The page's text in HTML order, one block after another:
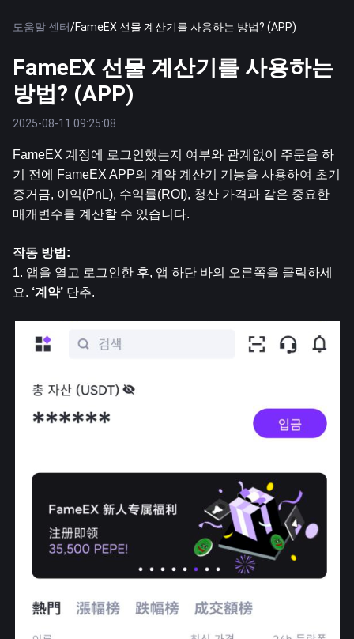
도움말 센터/FameEX 선물 계산기를 사용하는 방법? (APP)
FameEX 선물 계산기를 사용하는
방법? (APP)
2025-08-11 09:25:08
FameEX 계정에 로그인했는지 여부와 관계없이 주문을 하
기 전에 FameEX APP의 계약 계산기 기능을 사용하여 초기
증거금, 이익(PnL), 수익률(ROI), 청산 가격과 같은 중요한
매개변수를 계산할 수 있습니다.
작동 방법:
1. 앱을 열고 로그인한 후, 앱 하단 바의 오른쪽을 클릭하세
요. ‘계약’ 단추.